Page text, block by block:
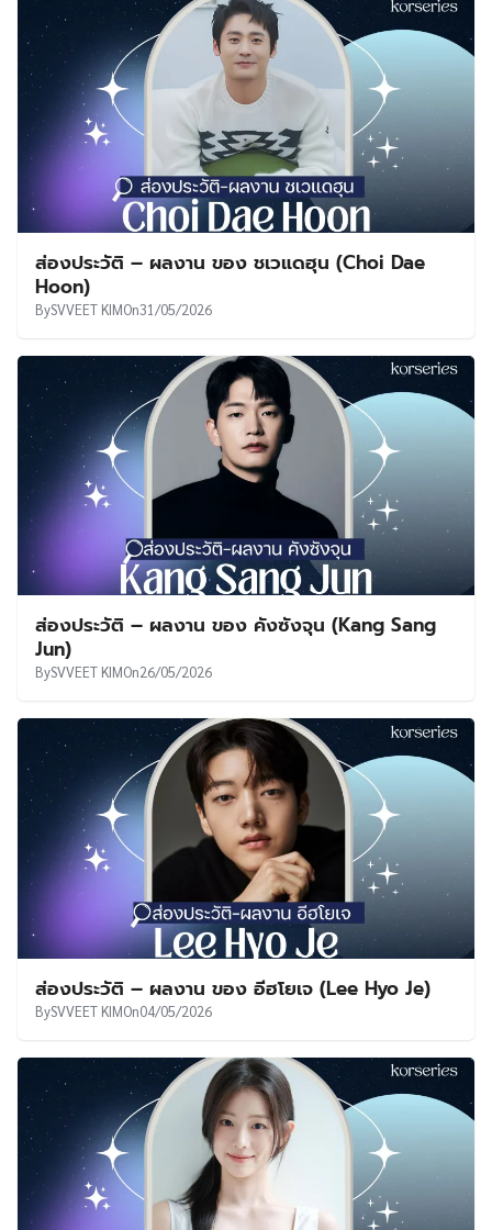
ส่องประวัติ – ผลงาน ของ ชเวแดฮุน (Choi Dae
Hoon)
BySVVEET KIMOn31/05/2026
ส่องประวัติ – ผลงาน ของ คังซังจุน (Kang Sang
Jun)
BySVVEET KIMOn26/05/2026
ส่องประวัติ – ผลงาน ของ อีฮโยเจ (Lee Hyo Je)
BySVVEET KIMOn04/05/2026